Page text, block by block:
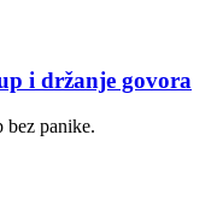
i držanje govora
bez panike.